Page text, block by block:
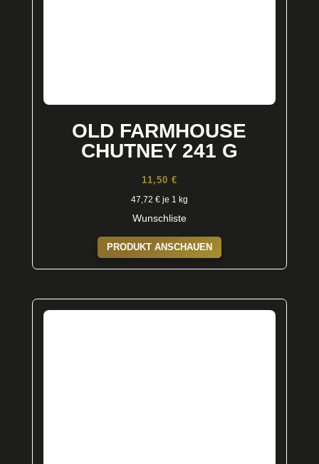
OLD FARMHOUSE
CHUTNEY 241 G
11,50 €
47,72 €je 1 kg
Wunschliste
PRODUKT ANSCHAUEN